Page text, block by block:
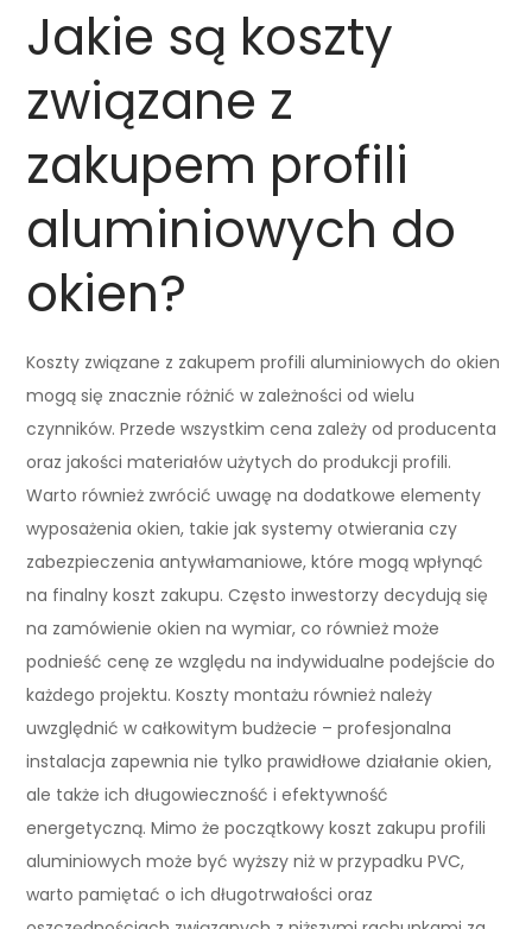
Jakie są koszty
związane z
zakupem profili
aluminiowych do
okien?
Koszty związane z zakupem profili aluminiowych do okien
mogą się znacznie różnić w zależności od wielu
czynników. Przede wszystkim cena zależy od producenta
oraz jakości materiałów użytych do produkcji profili.
Warto również zwrócić uwagę na dodatkowe elementy
wyposażenia okien, takie jak systemy otwierania czy
zabezpieczenia antywłamaniowe, które mogą wpłynąć
na finalny koszt zakupu. Często inwestorzy decydują się
na zamówienie okien na wymiar, co również może
podnieść cenę ze względu na indywidualne podejście do
każdego projektu. Koszty montażu również należy
uwzględnić w całkowitym budżecie – profesjonalna
instalacja zapewnia nie tylko prawidłowe działanie okien,
ale także ich długowieczność i efektywność
energetyczną. Mimo że początkowy koszt zakupu profili
aluminiowych może być wyższy niż w przypadku PVC,
warto pamiętać o ich długotrwałości oraz